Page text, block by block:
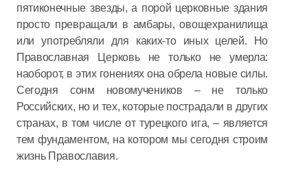
пятиконечные звезды, а порой церковные здания
просто превращали в амбары, овощехранилища
или употребляли для каких-то иных целей. Но
Православная Церковь не только не умерла:
наоборот, в этих гонениях она обрела новые силы.
Сегодня сонм новомучеников – не только
Российских, но и тех, которые пострадали в других
странах, в том числе от турецкого ига, – является
тем фундаментом, на котором мы сегодня строим
жизнь Православия.